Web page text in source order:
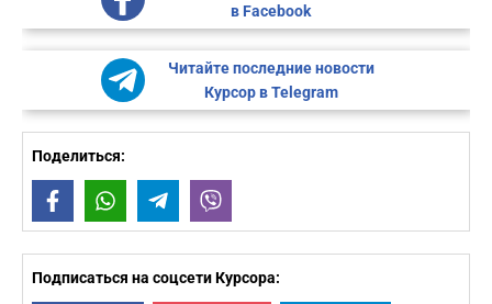
в Facebook
Читайте последние новости
Курсор в Telegram
Поделиться:
FacebookWhatsAppTelegram
Подписаться на соцсети Курсора: